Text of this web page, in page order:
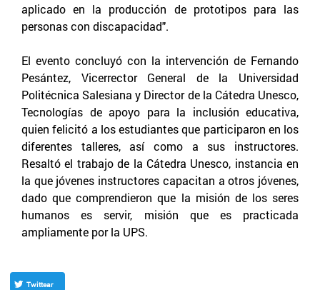
aplicado en la producción de prototipos para las
personas con discapacidad".
El evento concluyó con la intervención de Fernando
Pesántez, Vicerrector General de la Universidad
Politécnica Salesiana y Director de la Cátedra Unesco,
Tecnologías de apoyo para la inclusión educativa,
quien felicitó a los estudiantes que participaron en los
diferentes talleres, así como a sus instructores.
Resaltó el trabajo de la Cátedra Unesco, instancia en
la que jóvenes instructores capacitan a otros jóvenes,
dado que comprendieron que la misión de los seres
humanos es servir, misión que es practicada
ampliamente por la UPS.
Twittear